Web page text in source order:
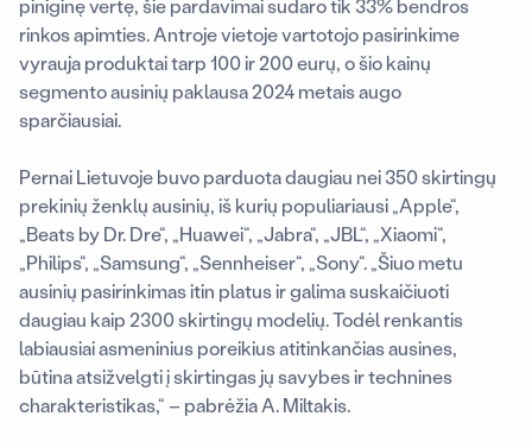
piniginę vertę, šie pardavimai sudaro tik 33% bendros
rinkos apimties. Antroje vietoje vartotojo pasirinkime
vyrauja produktai tarp 100 ir 200 eurų, o šio kainų
segmento ausinių paklausa 2024 metais augo
sparčiausiai.
Pernai Lietuvoje buvo parduota daugiau nei 350 skirtingų
prekinių ženklų ausinių, iš kurių populiariausi „Apple“,
„Beats by Dr. Dre“, „Huawei“, „Jabra“, „JBL“, „Xiaomi“,
„Philips“, „Samsung“, „Sennheiser“, „Sony“. „Šiuo metu
ausinių pasirinkimas itin platus ir galima suskaičiuoti
daugiau kaip 2300 skirtingų modelių. Todėl renkantis
labiausiai asmeninius poreikius atitinkančias ausines,
būtina atsižvelgti į skirtingas jų savybes ir technines
charakteristikas,“ – pabrėžia A. Miltakis.